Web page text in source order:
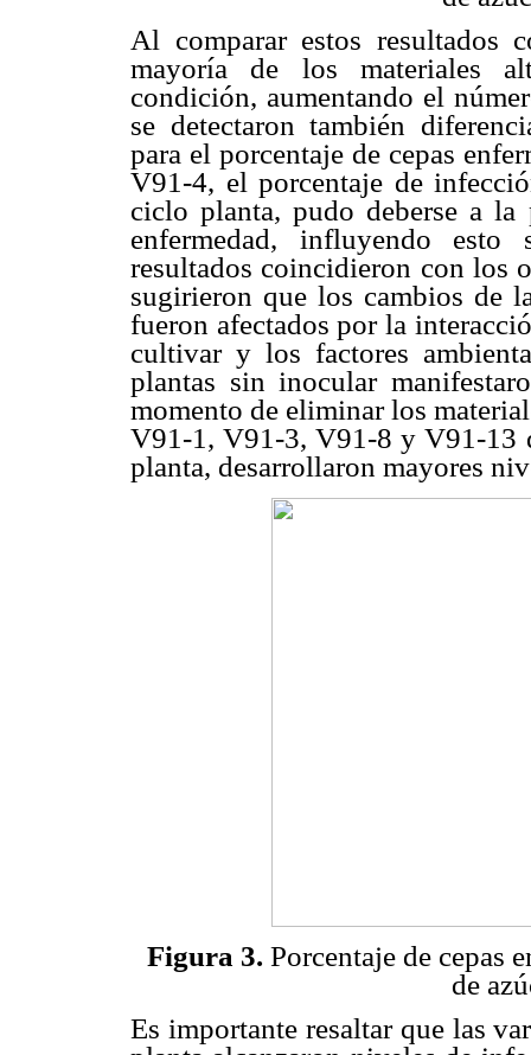
Al comparar estos resultados
mayoría de los materiales
condición, aumentando el
se detectaron también
para el porcentaje de cepas
V91-4, el porcentaje de
ciclo planta, pudo deberse a la
enfermedad, influyendo
resultados coincidieron con los
sugirieron que los cambios de
fueron afectados por la
cultivar y los factores
plantas sin inocular
momento de eliminar los
V91-1, V91-3, V91-8 y V91-13
planta, desarrollaron mayores
Figura 3. Porcentaje de cepas
de
Es importante resaltar que las